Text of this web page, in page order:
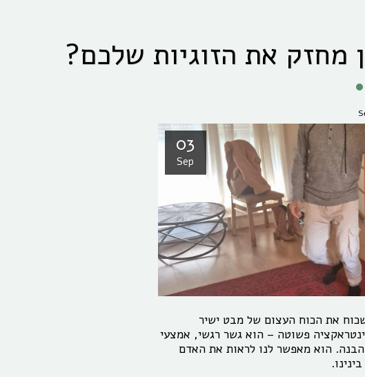
את הזוגיות שלכם?
03
Sep
את הכוח העצום של מבט ישיר
פשוטה – הוא גשר רגשי, אמצעי
הוא מאפשר לנו לראות את האדם